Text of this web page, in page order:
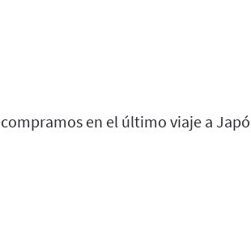
en el último viaje a